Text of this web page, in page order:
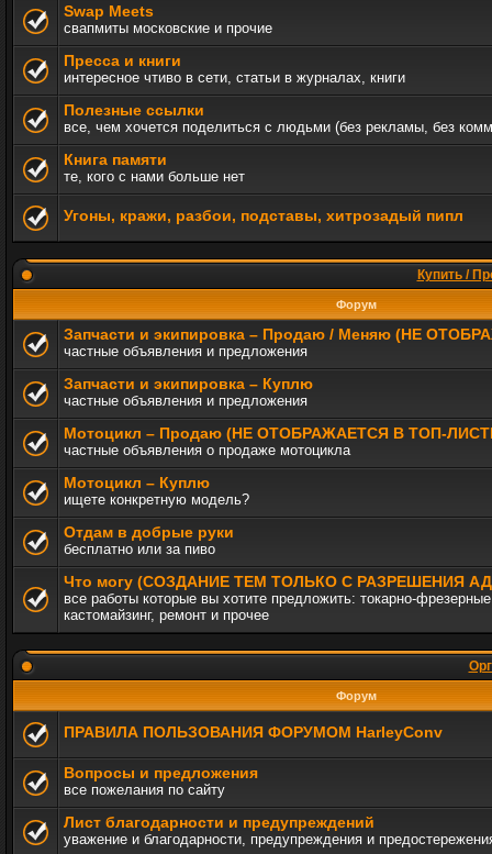
Swap Meets
свапмиты московские и прочие
Пресса и книги
интересное чтиво в сети, статьи в журналах, книги
Полезные ссылки
все, чем хочется поделиться с людьми (без рекламы, без
Книга памяти
те, кого с нами больше нет
Угоны, кражи, разбои, подставы, хитрозадый пипл
Купить /
Форум
Запчасти и экипировка – Продаю / Меняю (НЕ
частные объявления и предложения
Запчасти и экипировка – Куплю
частные объявления и предложения
Мотоцикл – Продаю (НЕ ОТОБРАЖАЕТСЯ В ТОП-
частные объявления о продаже мотоцикла
Мотоцикл – Куплю
ищете конкретную модель?
Отдам в добрые руки
бесплатно или за пиво
Что могу (СОЗДАНИЕ ТЕМ ТОЛЬКО С РАЗРЕШЕНИЯ
все работы которые вы хотите предложить: токарно-
кастомайзинг, ремонт и прочее
Форум
ПРАВИЛА ПОЛЬЗОВАНИЯ ФОРУМОМ HarleyConv
Вопросы и предложения
все пожелания по сайту
Лист благодарности и предупреждений
уважение и благодарности, предупреждения и